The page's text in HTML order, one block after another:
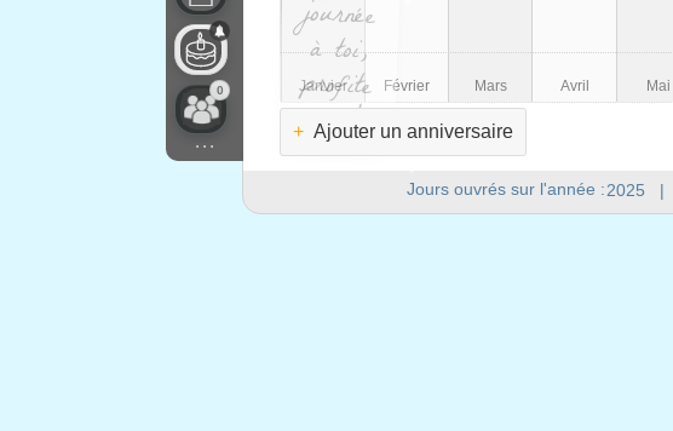
0
...
Jours ouvrés sur l'année :2025 |
à toi,
bien!
Janvier Février Mars Avril Mai
+ Ajouter un anniversaire